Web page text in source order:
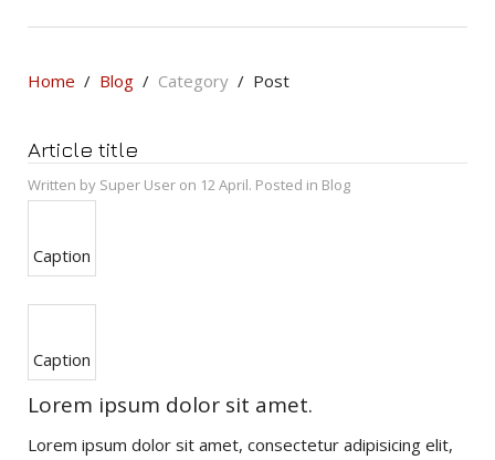
Home Blog Category Post
Article title
Written by Super User on 12 April. Posted in Blog
Caption
Caption
Lorem ipsum dolor sit amet.
Lorem ipsum dolor sit amet, consectetur adipisicing elit,